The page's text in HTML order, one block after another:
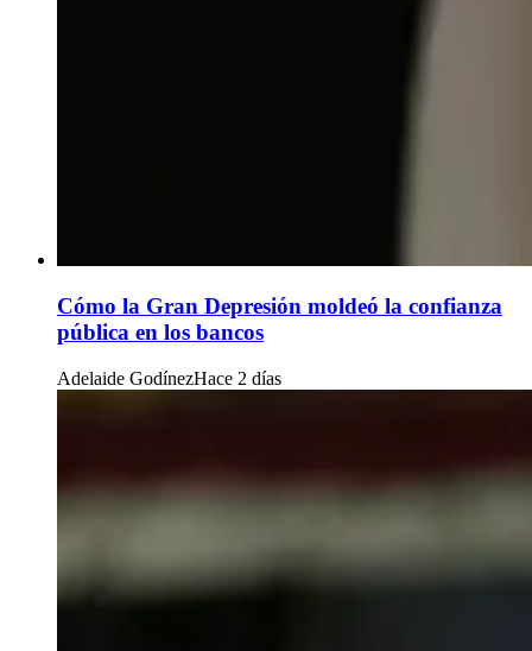
Cómo la Gran Depresión moldeó la confianza
pública en los bancos
Adelaide GodínezHace 2 días